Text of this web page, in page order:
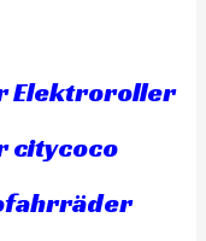
Elektroroller
citycoco